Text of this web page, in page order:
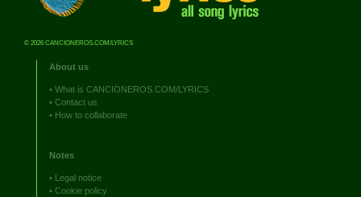
© 2026 CANCIONEROS.COM/LYRICS
About us
• What is CANCIONEROS.COM/LYRICS
• Contact us
• How to collaborate
Notes
• Legal notice
• Cookie policy